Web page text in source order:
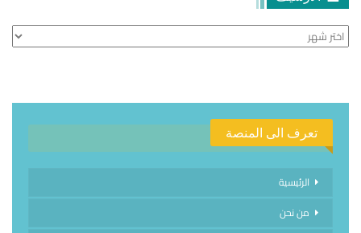
الأرشيف
تعرف الى المنصة
الرئيسية
من نحن